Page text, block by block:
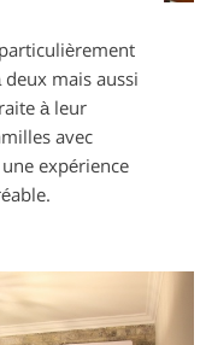
mais aussi
à leur
avec
expérience